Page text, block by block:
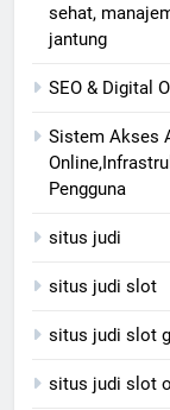
sehat,
jantung
SEO & Digital
Sistem Akses
Pengguna
situs judi
situs judi slot
situs judi slot
situs judi slot